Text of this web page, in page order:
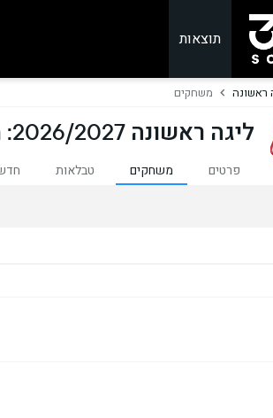
תוצאות
ראשונה משחקים
ליגה ראשונה 2026/2027: משחקים
פרטים משחקים טבלאות